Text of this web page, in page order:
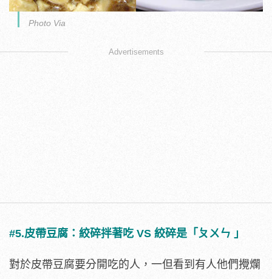
Photo Via
Advertisements
#5.皮帶豆腐：絞碎拌著吃 VS 絞碎是「ㄆㄨㄣ 」
對於皮帶豆腐要分開吃的人，一但看到有人他們攪爛